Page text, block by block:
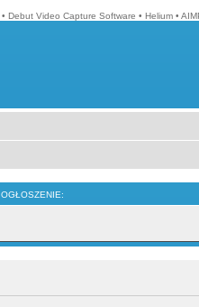
• Debut Video Capture Software • Helium •
OGŁOSZENIE: